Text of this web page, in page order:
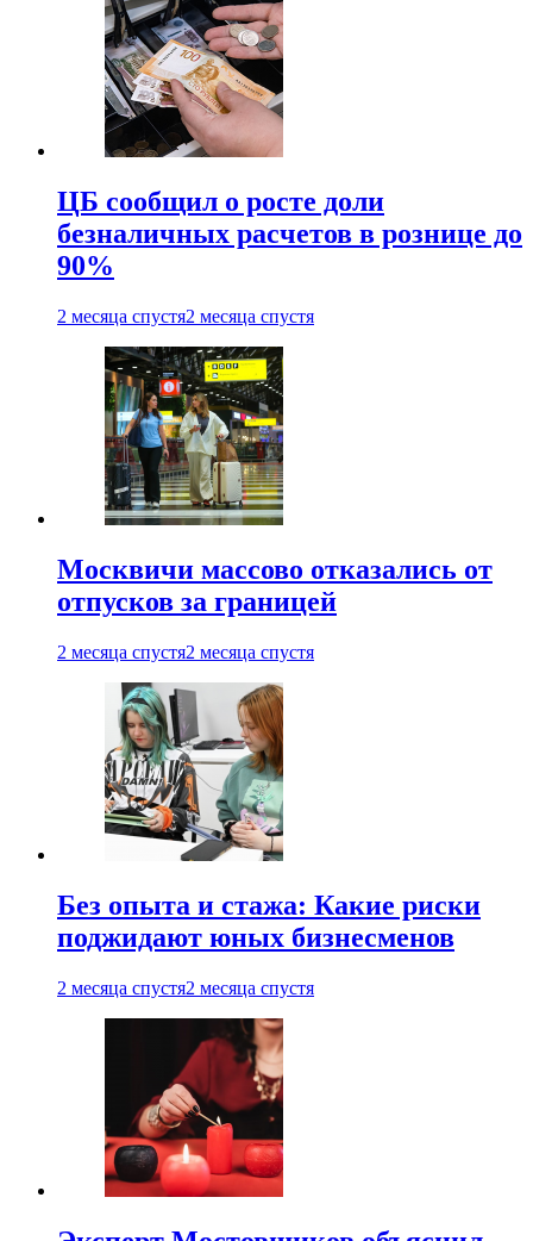
ЦБ сообщил о росте доли
безналичных расчетов в рознице до
90%
2 месяца спустя2 месяца спустя
Москвичи массово отказались от
отпусков за границей
2 месяца спустя2 месяца спустя
Без опыта и стажа: Какие риски
поджидают юных бизнесменов
2 месяца спустя2 месяца спустя